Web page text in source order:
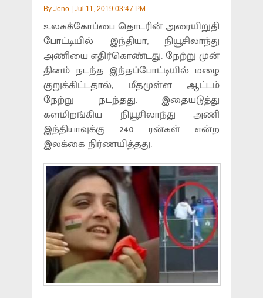
By Jeno Jul 11, 2019 03:47 PM
உலகக்கோப்பை தொடரின் அரையிறுதி
போட்டியில் இந்தியா, நியூசிலாந்து
அணியை எதிர்கொண்டது. நேற்று முன்
தினம் நடந்த இந்தப்போட்டியில் மழை
குறுக்கிட்டதால், மீதமுள்ள ஆட்டம்
நேற்று நடந்தது. இதையடுத்து
களமிறங்கிய நியூசிலாந்து அணி
இந்தியாவுக்கு 240 ரன்கள் என்ற
இலக்கை நிர்ணயித்தது.